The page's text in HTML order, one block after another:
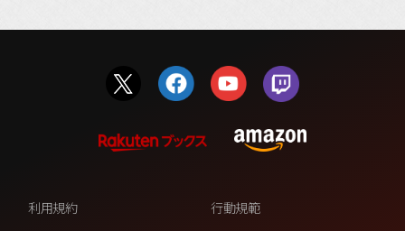
利用規約
行動規範